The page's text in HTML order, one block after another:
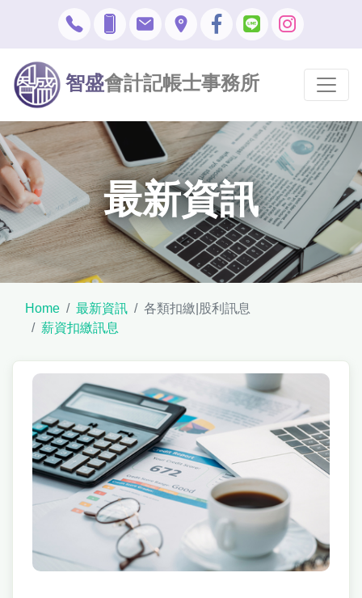
智盛會計記帳士事務所
最新資訊
Home 最新資訊
各類扣繳|股利訊息
薪資扣繳訊息